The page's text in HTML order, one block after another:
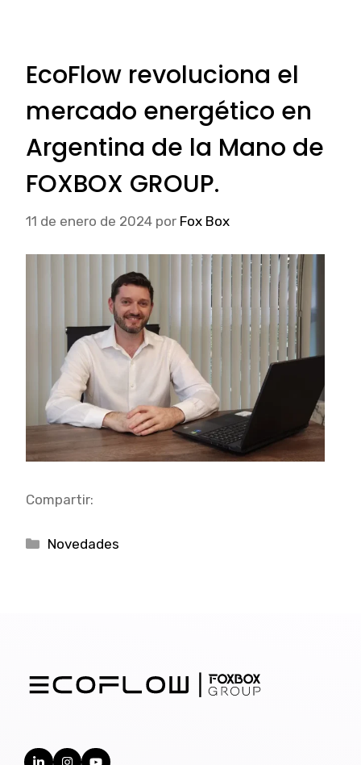
EcoFlow revoluciona el
mercado energético en
Argentina de la Mano de
FOXBOX GROUP.
11 de enero de 2024 por Fox Box
Compartir:
Categorías
Novedades